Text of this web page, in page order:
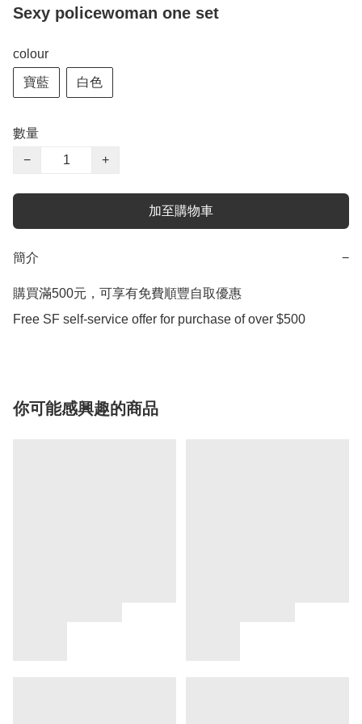
Sexy policewoman one set
colour
寶藍 白色
數量
−
+
加至購物車
簡介 −
購買滿500元，可享有免費順豐自取優惠
Free SF self-service offer for purchase of over $500
你可能感興趣的商品